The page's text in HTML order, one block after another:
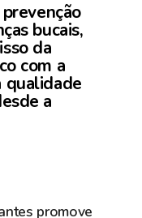
bucais,
da
com a
qualidade
a
promove